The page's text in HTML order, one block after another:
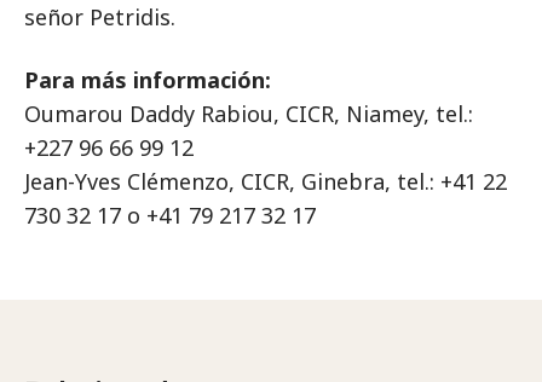
señor Petridis.
Para más información:
Oumarou Daddy Rabiou, CICR, Niamey, tel.:
+227 96 66 99 12
Jean-Yves Clémenzo, CICR, Ginebra, tel.: +41 22
730 32 17 o +41 79 217 32 17